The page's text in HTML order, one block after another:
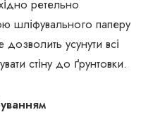
ретельно
шліфувального паперу
усунути всі
стіну до ґрунтовки.